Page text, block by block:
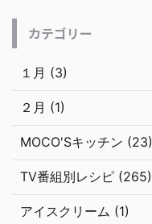
カテゴリー
１月 (3)
２月 (1)
MOCO'Sキッチン (23)
TV番組別レシピ (265)
アイスクリーム (1)